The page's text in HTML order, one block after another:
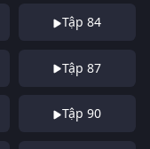
Tập 84
Tập 87
Tập 90